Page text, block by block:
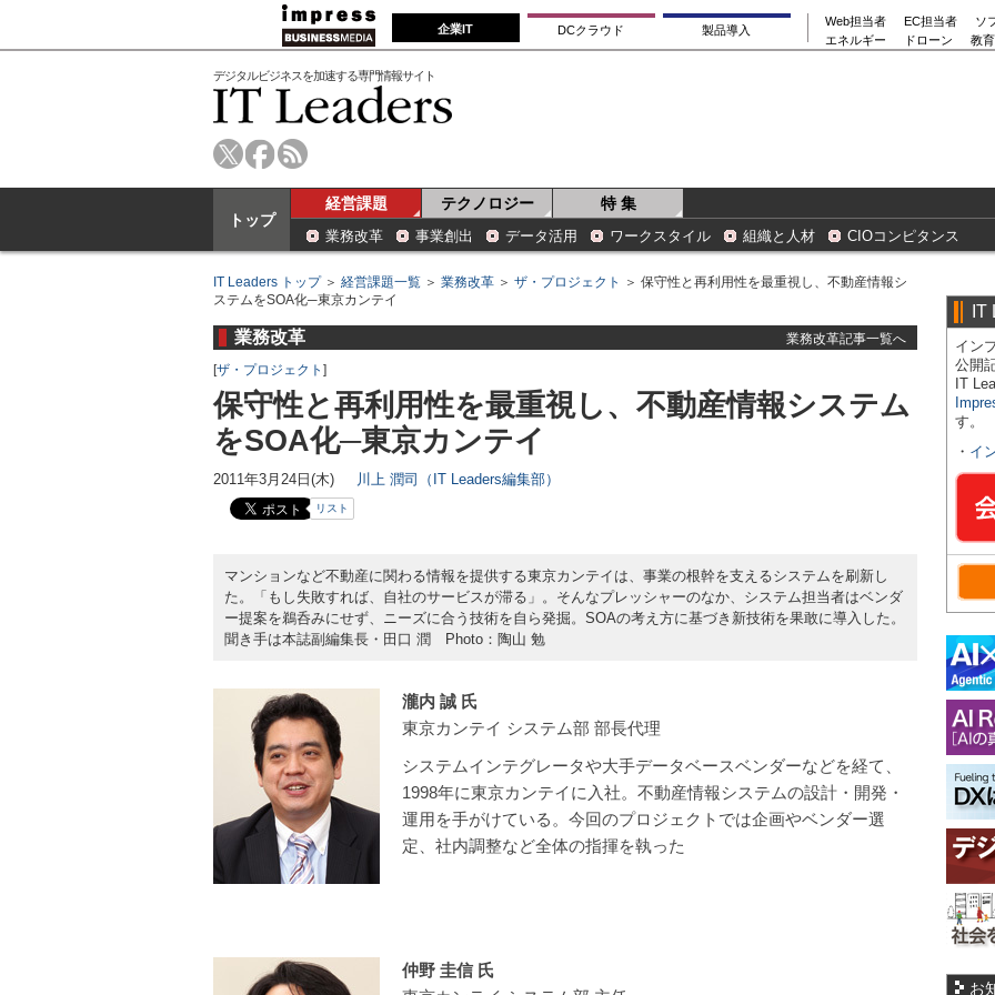
企業IT DCクラウド 製品導入
Web担当者 EC担当者
ソ
エネルギー
ドローン 教
デジタルビジネスを加速する専門情報サイト
トップ
経営課題 テクノロジー 特 集
業務改革 事業創出 データ活用 ワークスタイル 組織と人材 CIOコンピタンス
IT Leaders トップ＞ 経営課題一覧 ＞ 業務改革 ＞ ザ・プロジェクト
＞ 保守性と再利用性を最重視し、不動産情報シ
ステムをSOA化─東京カンテイ
業務改革
業務改革記事一覧へ
[ザ・プロジェクト ]
保守性と再利用性を最重視し、不動産情報システム
をSOA化─東京カンテイ
2011年3月24日(木) 川上 潤司（IT Leaders編集部）
リスト
マンションなど不動産に関わる情報を提供する東京カンテイは、事業の根幹を支えるシステムを刷新し
た。「もし失敗すれば、自社のサービスが滞る」。そんなプレッシャーのなか、システム担当者はベンダ
ー提案を鵜呑みにせず、ニーズに合う技術を自ら発掘。SOAの考え方に基づき新技術を果敢に導入した。
聞き手は本誌副編集長・田口 潤 Photo：陶山 勉
瀧内 誠 氏
東京カンテイ システム部 部長代理
システムインテグレータや大手データベースベンダーなどを経て、
1998年に東京カンテイに入社。不動産情報システムの設計・開発・
運用を手がけている。今回のプロジェクトでは企画やベンダー選
定、社内調整など全体の指揮を執った
仲野 圭信 氏
IT
イン
公開
IT
す。
・ イ
お